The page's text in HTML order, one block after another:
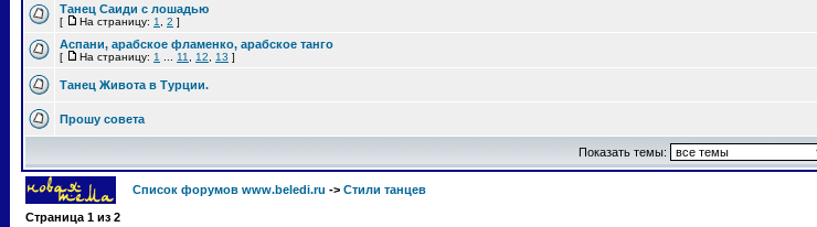
Танец Саиди с лошадью
[ На страницу: 1 2 ]
Аспани, арабское фламенко, арабское танго
[ На страницу: 1 11 12 13 ]
Танец Живота в Турции.
Прошу совета
Показать темы:
Список форумов www.beledi.ru -> Стили танцев
Страница 1 из 2